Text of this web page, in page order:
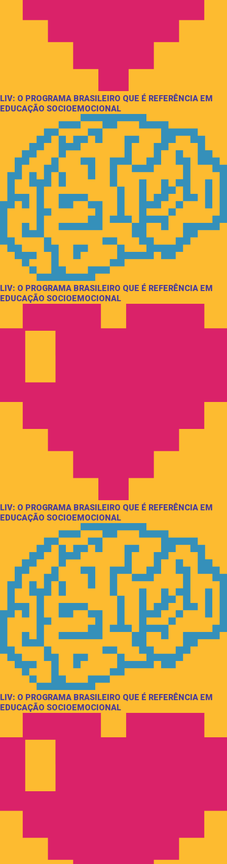
LIV: O PROGRAMA BRASILEIRO QUE É REFERÊNCIA EM
EDUCAÇÃO SOCIOEMOCIONAL
LIV: O PROGRAMA BRASILEIRO QUE É REFERÊNCIA EM
EDUCAÇÃO SOCIOEMOCIONAL
LIV: O PROGRAMA BRASILEIRO QUE É REFERÊNCIA EM
EDUCAÇÃO SOCIOEMOCIONAL
LIV: O PROGRAMA BRASILEIRO QUE É REFERÊNCIA EM
EDUCAÇÃO SOCIOEMOCIONAL